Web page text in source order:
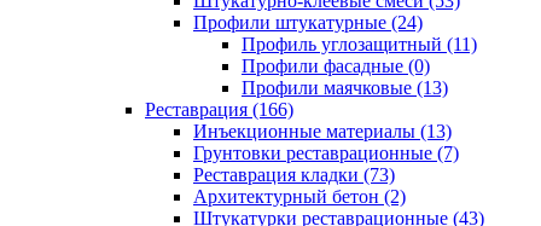
Профили штукатурные (24)
Профиль углозащитный (11)
Профили фасадные (0)
Профили маячковые (13)
Реставрация (166)
Инъекционные материалы (13)
Грунтовки реставрационные (7)
Реставрация кладки (73)
Архитектурный бетон (2)
Штукатурки реставрационные (43)